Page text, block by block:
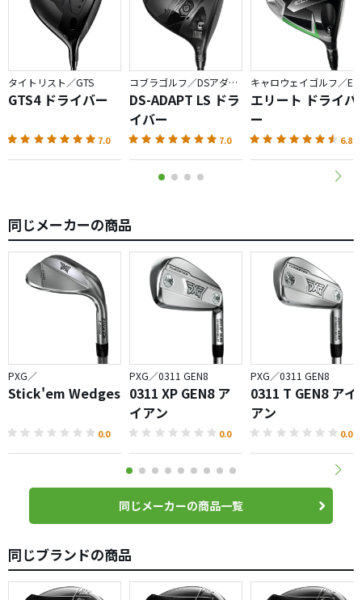
タイトリスト／GTS
GTS4 ドライバー
7.0
コブラゴルフ／DSアダプト
DS-ADAPT LS ドラ
イバー
7.0
エリート ドライバ
ー
6.8
同じメーカーの商品
PXG／
Stick'em Wedges
0.0
PXG／0311 GEN8
0311 XP GEN8 ア
イアン
0.0
PXG／0311 GEN8
0311 T GEN8 アイ
アン
0.0
同じメーカーの商品一覧
同じブランドの商品